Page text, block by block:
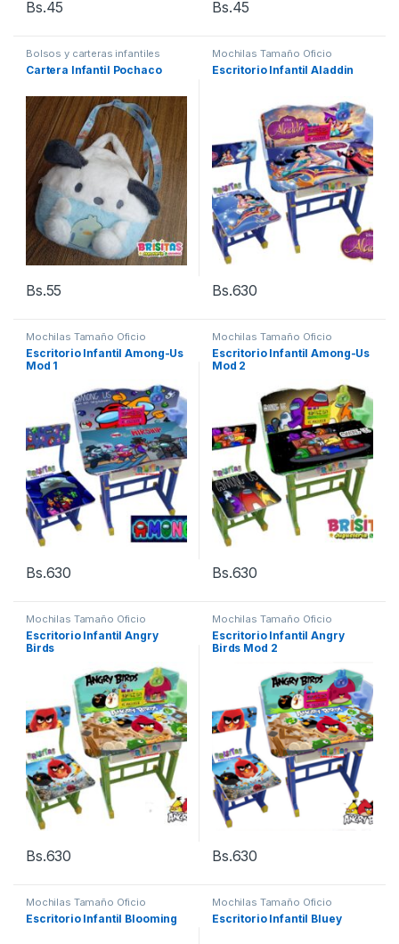
Bs.45 Bs.45
Bolsos y carteras infantiles
Cartera Infantil Pochaco
Bs.55
Mochilas Tamaño Oficio
Escritorio Infantil Aladdin
Bs.630
Mochilas Tamaño Oficio
Escritorio Infantil Among-Us
Mod 1
Bs.630
Mochilas Tamaño Oficio
Escritorio Infantil Among-Us
Mod 2
Bs.630
Mochilas Tamaño Oficio
Escritorio Infantil Angry
Birds
Bs.630
Mochilas Tamaño Oficio
Escritorio Infantil Angry
Birds Mod 2
Bs.630
Mochilas Tamaño Oficio
Escritorio Infantil Blooming
Mochilas Tamaño Oficio
Escritorio Infantil Bluey